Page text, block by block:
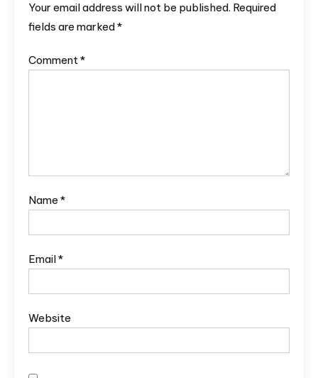
Your email address will not be published. Required
fields are marked*
Comment*
Name *
Email*
Website